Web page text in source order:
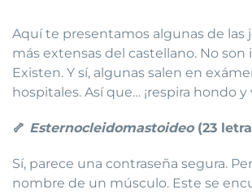
Aquí te presentamos algunas de las
más extensas del castellano. No son
Existen. Y sí, algunas salen en
hospitales. Así que… ¡respira hondo y
🦴 Esternocleidomastoideo(23
Sí, parece una contraseña segura.
nombre de un músculo. Este se